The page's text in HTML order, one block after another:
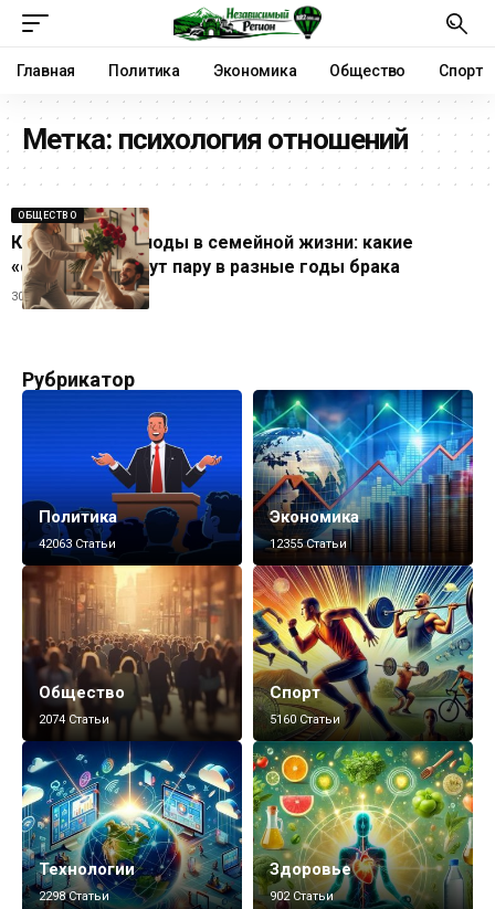
Главная Политика Экономика Общество Спорт
Метка: психология отношений
ОБЩЕСТВО
Кризисные периоды в семейной жизни: какие
«сюрпризы» ждут пару в разные годы брака
30.10.2025
Рубрикатор
Политика
42063 Статьи
Экономика
12355 Статьи
Общество
2074 Статьи
Спорт
5160 Статьи
Технологии
2298 Статьи
Здоровье
902 Статьи